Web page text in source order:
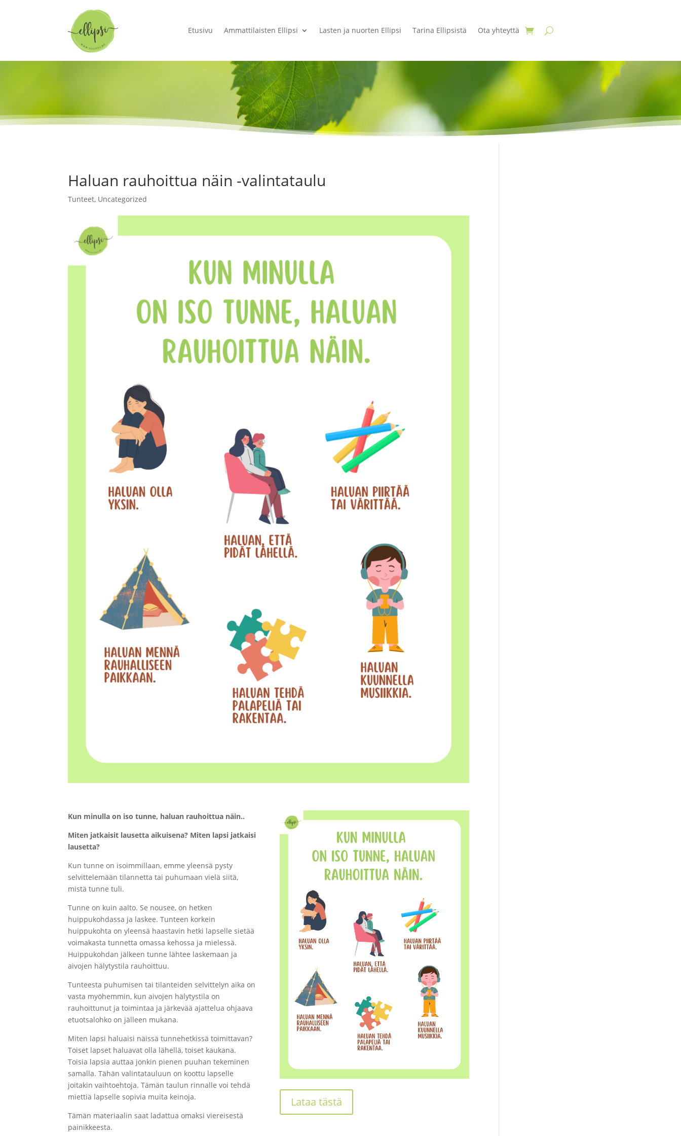
Etusivu Ammattilaisten Ellipsi Lasten ja nuorten Ellipsi Tarina Ellipsistä Ota yhteyttä
Haluan rauhoittua näin -valintataulu
Tunteet, Uncategorized
Kun minulla on iso tunne, haluan rauhoittua näin..
Miten jatkaisit lausetta aikuisena? Miten lapsi jatkaisi
lausetta?
Kun tunne on isoimmillaan, emme yleensä pysty
selvittelemään tilannetta tai puhumaan vielä siitä,
mistä tunne tuli.
Tunne on kuin aalto. Se nousee, on hetken
huippukohdassa ja laskee. Tunteen korkein
huippukohta on yleensä haastavin hetki lapselle sietää
voimakasta tunnetta omassa kehossa ja mielessä.
Huippukohdan jälkeen tunne lähtee laskemaan ja
aivojen hälytystila rauhoittuu.
Tunteesta puhumisen tai tilanteiden selvittelyn aika on
vasta myöhemmin, kun aivojen hälytystila on
rauhoittunut ja toimintaa ja järkevää ajattelua ohjaava
etuotsalohko on jälleen mukana.
Miten lapsi haluaisi näissä tunnehetkissä toimittavan?
Toiset lapset haluavat olla lähellä, toiset kaukana.
Toisia lapsia auttaa jonkin pienen puuhan tekeminen
samalla. Tähän valintatauluun on koottu lapselle
joitakin vaihtoehtoja. Tämän taulun rinnalle voi tehdä
miettiä lapselle sopivia muita keinoja.
Tämän materiaalin saat ladattua omaksi viereisestä
painikkeesta.
Lataa tästä